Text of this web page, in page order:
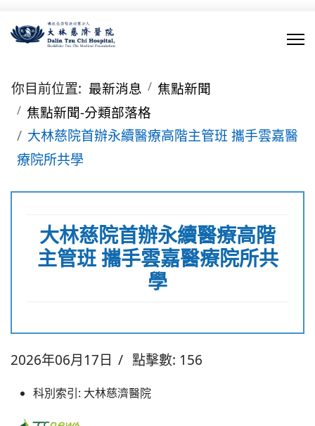
你目前位置: 最新消息
焦點新聞
焦點新聞-分類部落格
大林慈院首辦永續醫療高階主管班 攜手雲嘉醫
療院所共學
大林慈院首辦永續醫療高階
主管班 攜手雲嘉醫療院所共
學
2026年06月17日 點擊數: 156
科別索引: 大林慈濟醫院